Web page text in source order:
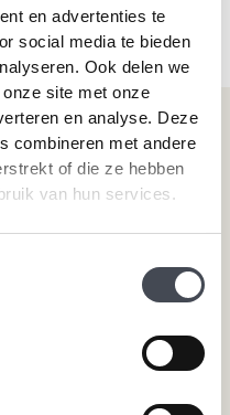
en advertenties te
social media te bieden
Ook delen we
site met onze
en analyse. Deze
combineren met andere
of die ze hebben
van hun services.
Klantenservice
Over premium vloeren
Reviews